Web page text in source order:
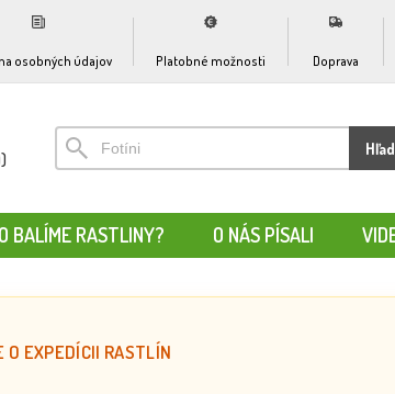
osobných údajov Platobné možnosti Doprava
BALÍME RASTLINY? O NÁS PÍSALI
O EXPEDÍCII RASTLÍN